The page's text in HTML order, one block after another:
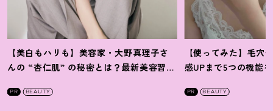
【美白もハリも】美容家・大野真理子さ
んの “杏仁肌” の秘密とは ？ 最新美容習慣
PR BEAUTY
【使ってみた】毛穴
感UPまで5つの機能
PR BEAUTY